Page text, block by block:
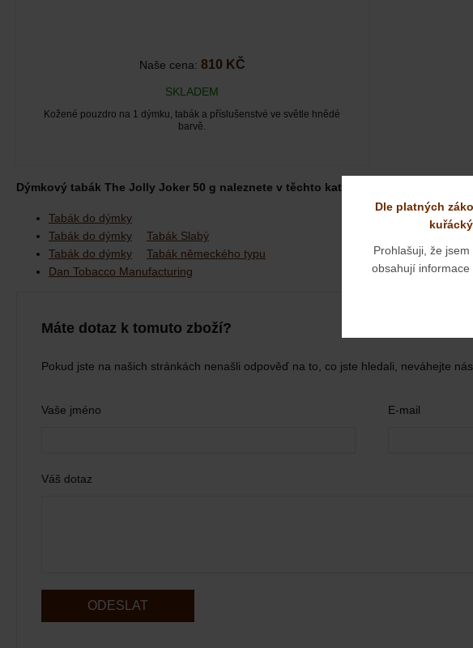
Naše cena: 810 KČ
SKLADEM
Kožené pouzdro na 1 dýmku, tabák a příslušenstvé ve světle hnědé
barvě.
Dýmkový tabák The Jolly Joker 50 g naleznete v těchto kategoriích:
Tabák do dýmky
Tabák do dýmky
Tabák Slabý
Tabák do dýmky
Tabák německého typu
Dan Tobacco Manufacturing
Máte dotaz k tomuto zboží?
Pokud jste na našich stránkách nenašli odpověď na to, co jste hledali, neváhejte
Vaše jméno E-mail
Váš dotaz
ODESLAT
Dle platných
Prohlašuji, že
obsahují informace